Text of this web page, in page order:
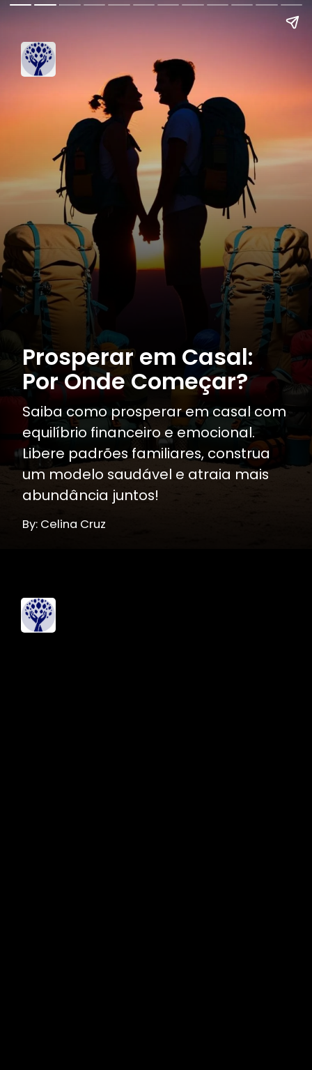
Prosperar em Casal:
Por Onde Começar?
Saiba como prosperar em casal com
equilíbrio financeiro e emocional.
Libere padrões familiares, construa
um modelo saudável e atraia mais
abundância juntos!
By: Celina Cruz